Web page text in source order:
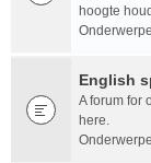
hoogte
English
A forum for
here.